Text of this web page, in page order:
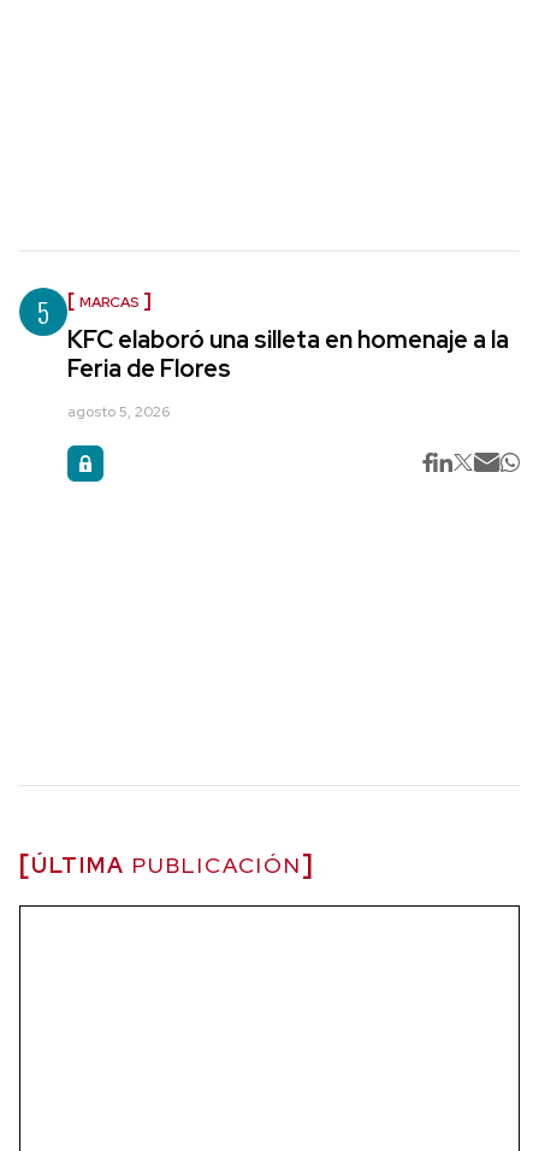
5 MARCAS
KFC elaboró una silleta en homenaje a la
Feria de Flores
agosto 5, 2026
ÚLTIMA PUBLICACIÓN